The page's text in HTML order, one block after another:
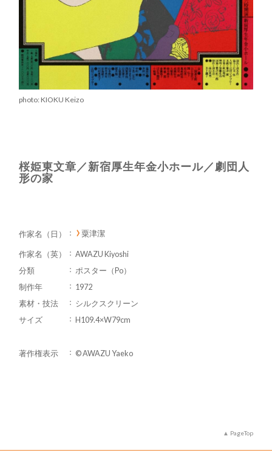
photo: KIOKU Keizo
桜姫東文章／新宿厚生年金小ホール／劇団人
形の家
作家名（日） 粟津潔
作家名（英）
AWAZU Kiyoshi
分類
ポスター（Po）
制作年
1972
素材・技法
シルクスクリーン
サイズ
H109.4×W79cm
著作権表示 © AWAZU Yaeko
PageTop